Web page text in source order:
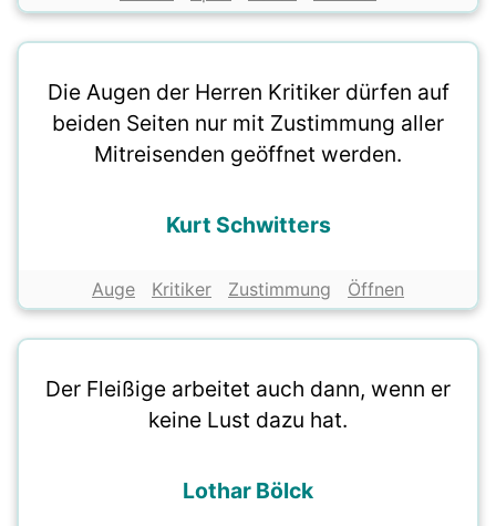
Die Augen der Herren Kritiker dürfen auf
beiden Seiten nur mit Zustimmung aller
Mitreisenden geöffnet werden.
Kurt Schwitters
Auge Kritiker Zustimmung Öffnen
Der Fleißige arbeitet auch dann, wenn er
keine Lust dazu hat.
Lothar Bölck